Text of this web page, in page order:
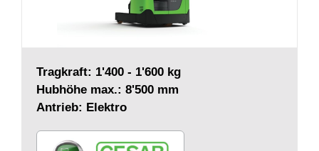
Tragkraft: 1'400 - 1'600 kg
Hubhöhe max.: 8'500 mm
Antrieb: Elektro